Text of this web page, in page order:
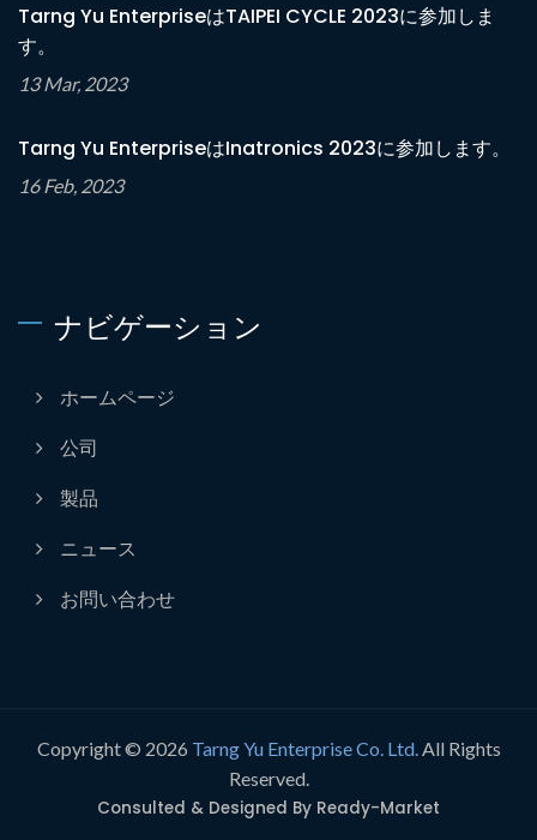
Tarng Yu EnterpriseはTAIPEI CYCLE 2023に参加しま
す。
13 Mar, 2023
Tarng Yu EnterpriseはInatronics 2023に参加します。
16 Feb, 2023
ナビゲーション
ホームページ
公司
製品
ニュース
お問い合わせ
Copyright © 2026 Tarng Yu Enterprise Co. Ltd.All Rights
Reserved.
Consulted & Designed By Ready-Market